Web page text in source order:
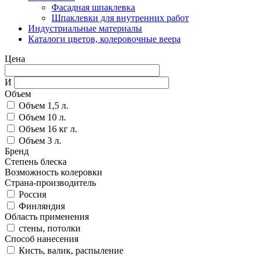
Фасадная шпаклевка
Шпаклевки для внутренних работ
Индустриальные материалы
Каталоги цветов, колеровочные веера
Цена
И
Объем
Объем 1,5 л.
Объем 10 л.
Объем 16 кг л.
Объем 3 л.
Бренд
Степень блеска
Возможность колеровки
Страна-производитель
Россия
Финляндия
Область применения
стены, потолки
Способ нанесения
Кисть, валик, распыление